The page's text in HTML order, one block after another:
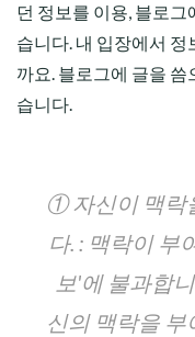
던 정보를 이용, 블로
습니다. 내 입장에서 정
까요. 블로그에 글을
습니다.
① 자신이 맥락
다. : 맥락이 부
보'에 불과합
신의 맥락을